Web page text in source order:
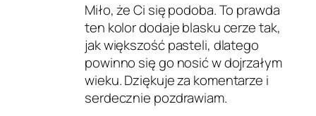
Miło, że Ci się podoba. To prawda
ten kolor dodaje blasku cerze tak,
jak większość pasteli, dlatego
powinno się go nosić w dojrzałym
wieku. Dziękuje za komentarze i
serdecznie pozdrawiam.